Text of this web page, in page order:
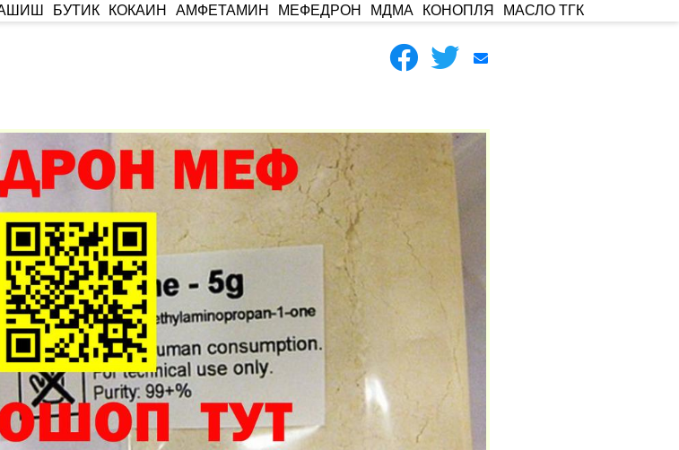
БУТИК КОКАИН АМФЕТАМИН МЕФЕДРОН МДМА КОНОПЛЯ МАСЛО ТГК